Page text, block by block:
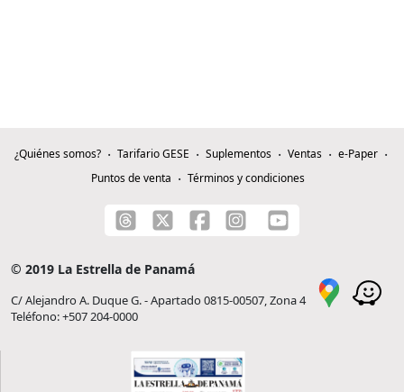
¿Quiénes somos? Tarifario GESE Suplementos Ventas
e-Paper
Puntos de venta
Términos y condiciones
© 2019 La Estrella de Panamá
C/ Alejandro A. Duque G. - Apartado 0815-00507, Zona 4
Teléfono: +507 204-0000